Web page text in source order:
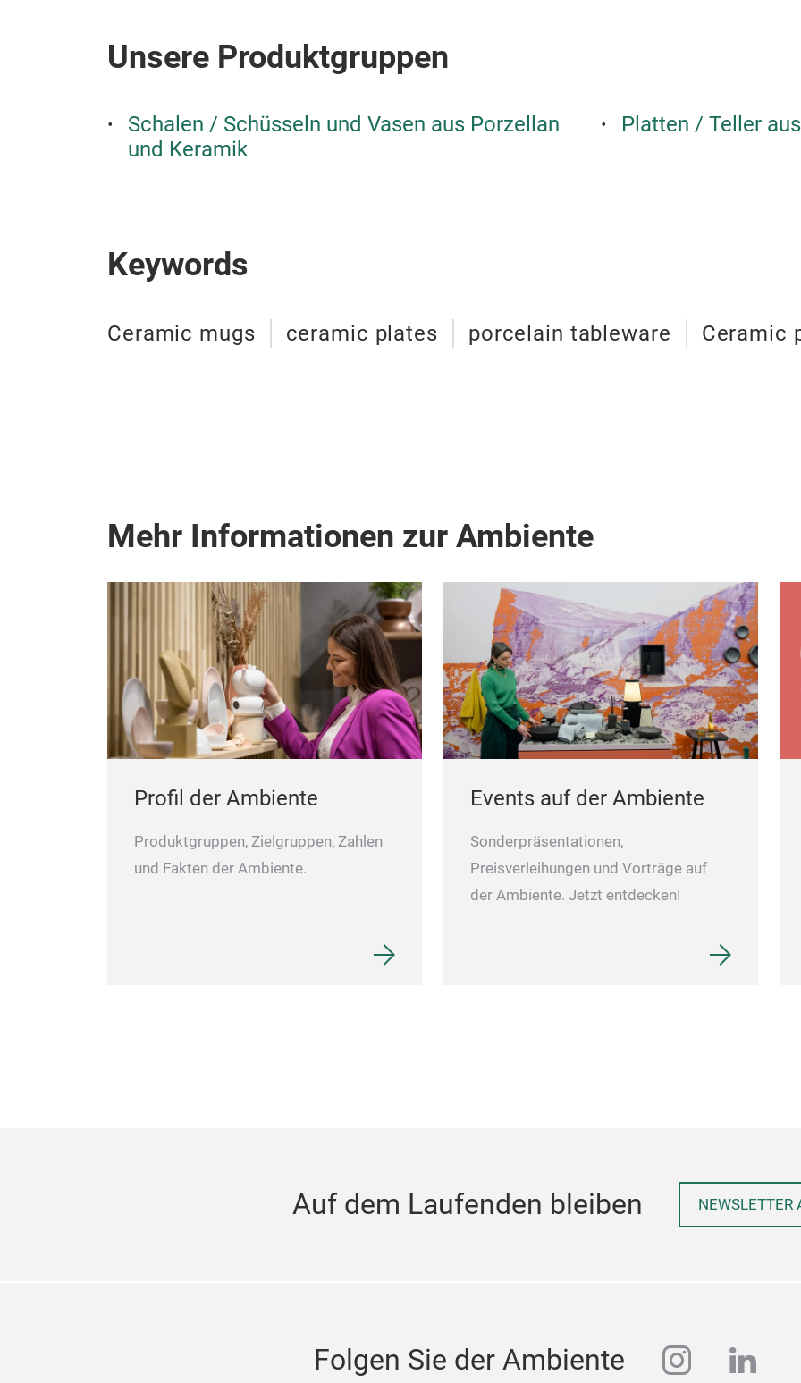
Unsere Produktgruppen
Schalen / Schüsseln und Vasen aus Porzellan
und Keramik
Platten / Teller
Keywords
Ceramic mugs ceramic plates porcelain tableware Ceramic
Mehr Informationen zur Ambiente
Profil der Ambiente
Produktgruppen, Zielgruppen, Zahlen
und Fakten der Ambiente.
Events auf der Ambiente
Sonderpräsentationen,
Preisverleihungen und Vorträge auf
der Ambiente. Jetzt entdecken!
Auf dem Laufenden bleiben NEWSLETTER
Folgen Sie der Ambiente